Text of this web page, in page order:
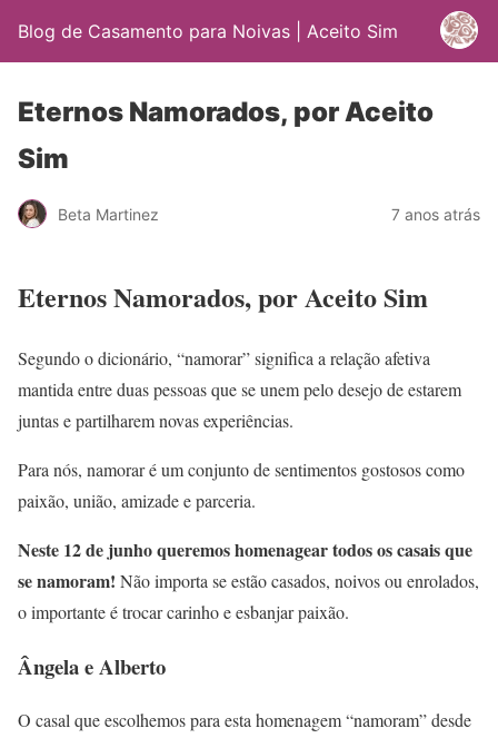
Blog de Casamento para Noivas | Aceito Sim
Eternos Namorados, por Aceito
Sim
Beta Martinez 7 anos atrás
Eternos Namorados, por Aceito Sim
Segundo o dicionário, “namorar” significa a relação afetiva
mantida entre duas pessoas que se unem pelo desejo de estarem
juntas e partilharem novas experiências.
Para nós, namorar é um conjunto de sentimentos gostosos como
paixão, união, amizade e parceria.
Neste 12 de junho queremos homenageartodos os casais que
se namoram! Não importa se estão casados, noivos ou enrolados,
o importante é trocar carinho e esbanjar paixão.
Ângela e Alberto
O casal que escolhemos para esta homenagem “namoram” desde